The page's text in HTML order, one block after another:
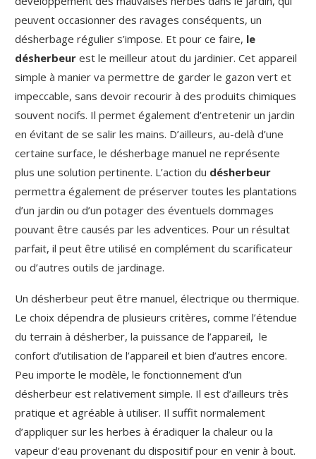
peuvent occasionner des ravages conséquents, un
désherbage régulier s’impose. Et pour ce faire, le
désherbeur est le meilleur atout du jardinier. Cet appareil
simple à manier va permettre de garder le gazon vert et
impeccable, sans devoir recourir à des produits chimiques
souvent nocifs. Il permet également d’entretenir un jardin
en évitant de se salir les mains. D’ailleurs, au-delà d’une
certaine surface, le désherbage manuel ne représente
plus une solution pertinente. L’action du désherbeur
permettra également de préserver toutes les plantations
d’un jardin ou d’un potager des éventuels dommages
pouvant être causés par les adventices. Pour un résultat
parfait, il peut être utilisé en complément du scarificateur
ou d’autres outils de jardinage.
Un désherbeur peut être manuel, électrique ou thermique.
Le choix dépendra de plusieurs critères, comme l’étendue
du terrain à désherber, la puissance de l’appareil, le
confort d’utilisation de l’appareil et bien d’autres encore.
Peu importe le modèle, le fonctionnement d’un
désherbeur est relativement simple. Il est d’ailleurs très
pratique et agréable à utiliser. Il suffit normalement
d’appliquer sur les herbes à éradiquer la chaleur ou la
vapeur d’eau provenant du dispositif pour en venir à bout.